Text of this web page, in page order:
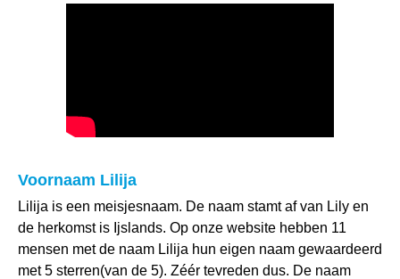
Voornaam Lilija
Lilija is een meisjesnaam. De naam stamt af van Lily en
de herkomst is Ijslands. Op onze website hebben 11
mensen met de naam Lilija hun eigen naam gewaardeerd
met 5 sterren(van de 5). Zéér tevreden dus. De naam